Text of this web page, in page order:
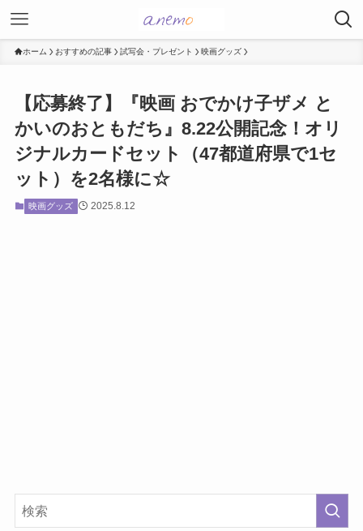
ホーム おすすめの記事 試写会・プレゼント 映画グッズ
【応募終了】『映画 おでかけ子ザメ と
かいのおともだち』8.22公開記念！オリ
ジナルカードセット（47都道府県で1セ
ット）を2名様に☆
映画グッズ 2025.8.12